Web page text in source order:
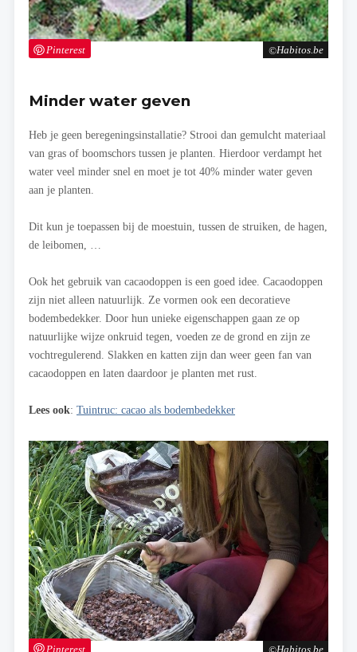
Habitos.be
Pinterest
Habitos.be
Pinterest
Minder water geven
Heb je geen beregeningsinstallatie? Strooi dan gemulcht materiaal
van gras of boomschors tussen je planten. Hierdoor verdampt het
water veel minder snel en moet je tot 40% minder water geven
aan je planten.
Dit kun je toepassen bij de moestuin, tussen de struiken, de hagen,
de leibomen, …
Ook het gebruik van cacaodoppen is een goed idee. Cacaodoppen
zijn niet alleen natuurlijk. Ze vormen ook een decoratieve
bodembedekker. Door hun unieke eigenschappen gaan ze op
natuurlijke wijze onkruid tegen, voeden ze de grond en zijn ze
vochtregulerend. Slakken en katten zijn dan weer geen fan van
cacaodoppen en laten daardoor je planten met rust.
Lees ook: Tuintruc: cacao als bodembedekker